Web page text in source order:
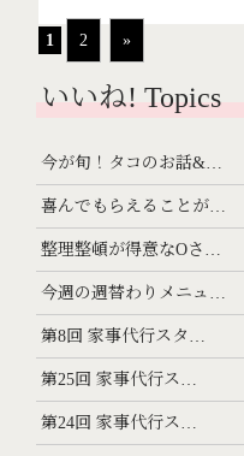
1 2 »
いいね! Topics
今が旬！タコのお話&…
喜んでもらえることが…
整理整頓が得意なOさ…
今週の週替わりメニュ…
第8回 家事代行スタ…
第25回 家事代行ス…
第24回 家事代行ス…